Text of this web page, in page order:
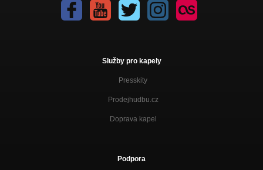
Služby pro kapely
Presskity
Prodejhudbu.cz
Doprava kapel
Podpora